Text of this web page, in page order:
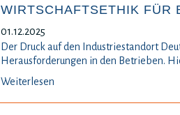
WIRTSCHAFTSETHIK FÜR
01.12.2025
Der Druck auf den Industriestandort
Herausforderungen in den Betrieben.
Weiterlesen